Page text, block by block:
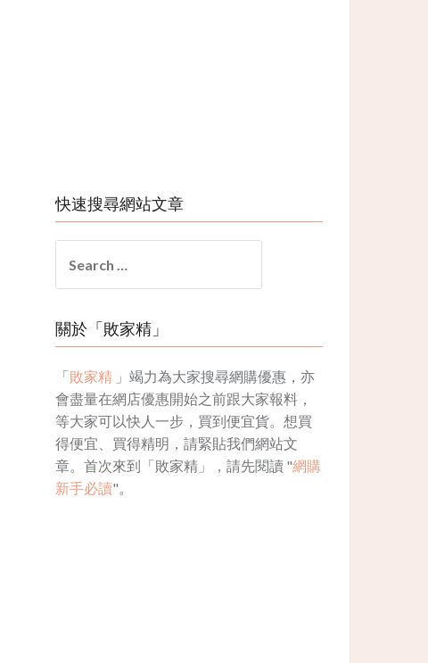
快速搜尋網站文章
for:
關於「敗家精」
「敗家精 」竭力為大家搜尋網購優惠，亦
會盡量在網店優惠開始之前跟大家報料，
等大家可以快人一步，買到便宜貨。想買
得便宜、買得精明，請緊貼我們網站文
章。首次來到「敗家精」，請先閱讀 "網購
新手必讀"。